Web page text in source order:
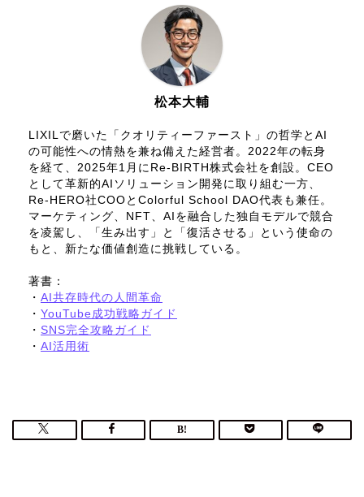
松本大輔
LIXILで磨いた「クオリティーファースト」の哲学とAI
の可能性への情熱を兼ね備えた経営者。2022年の転身
を経て、2025年1月にRe-BIRTH株式会社を創設。CEO
として革新的AIソリューション開発に取り組む一方、
Re-HERO社COOとColorful School DAO代表も兼任。
マーケティング、NFT、AIを融合した独自モデルで競合
を凌駕し、「生み出す」と「復活させる」という使命の
もと、新たな価値創造に挑戦している。
著書：
・ AI共存時代の人間革命
・ YouTube成功戦略ガイド
・ SNS完全攻略ガイド
・ AI活用術